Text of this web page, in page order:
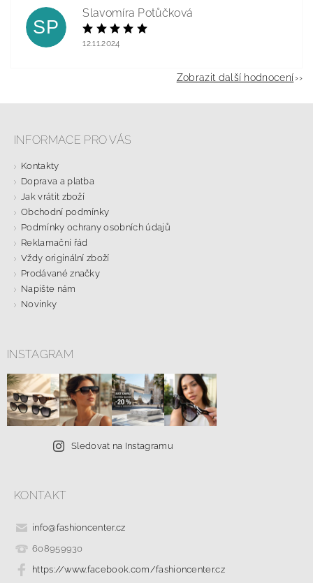
SP
Slavomíra Potůčková
12.11.2024
Zobrazit další hodnocení
INFORMACE PRO VÁS
Kontakty
Doprava a platba
Jak vrátit zboží
Obchodní podmínky
Podmínky ochrany osobních údajů
Reklamační řád
Vždy originální zboží
Prodávané značky
Napište nám
Novinky
INSTAGRAM
Sledovat na Instagramu
KONTAKT
info@fashioncenter.cz
608959930
https://www.facebook.com/fashioncenter.cz